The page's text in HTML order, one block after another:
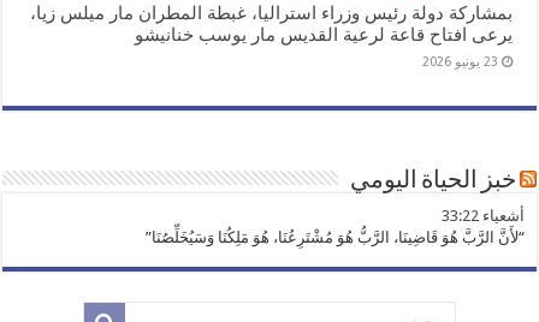
بمشاركة دولة رئيس وزراء استراليا، غبطة المطران مار ميلس زيا،
يرعى افتاح قاعة لرعية القديس مار يوسب خنانيشو
23 يونيو 2026
خبز الحياة اليومي
ﺃﺷﻌﻴﺎء 33:22
“لأَنَّ الرَّبَّ هُوَ قَاضِينَا، الرَّبُّ هُوَ مُشْتَرِعُنَا، هُوَ مَلِكُنَا وَسَيُخَلِّصُنَا”